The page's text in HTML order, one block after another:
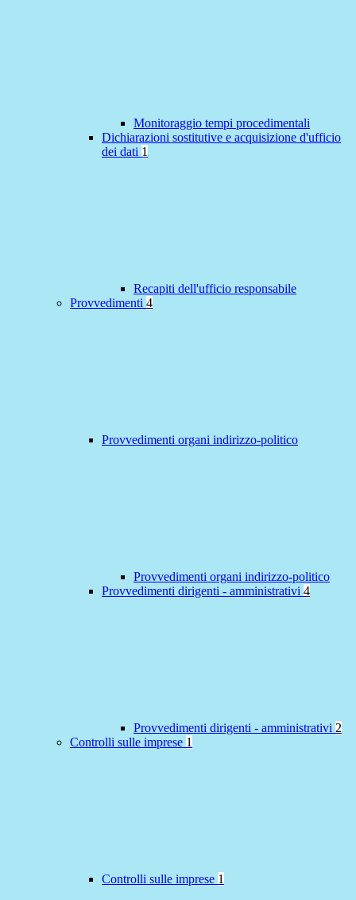
Monitoraggio tempi procedimentali
Dichiarazioni sostitutive e acquisizione d'ufficio
dei dati 1
Recapiti dell'ufficio responsabile
Provvedimenti 4
Provvedimenti organi indirizzo-politico
Provvedimenti organi indirizzo-politico
Provvedimenti dirigenti - amministrativi 4
Provvedimenti dirigenti - amministrativi 2
Controlli sulle imprese 1
Controlli sulle imprese 1